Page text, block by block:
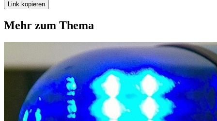
Link kopieren
Mehr zum Thema